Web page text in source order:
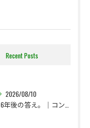
Recent Posts
2026/08/10
16年後の答え。｜コンクリート直張り壁紙はどうなったのか？